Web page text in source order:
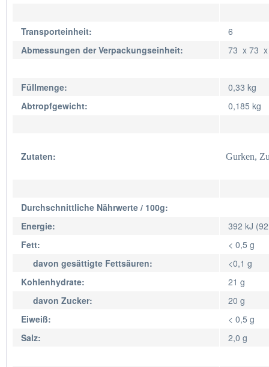
Transporteinheit:
6
Abmessungen der Verpackungseinheit:
73 x 73
Füllmenge:
0,33 kg
Abtropfgewicht:
0,185 kg
Zutaten: Gurken,
Durchschnittliche Nährwerte / 100g:
Energie:
392 kJ
Fett:
< 0,5 g
davon gesättigte Fettsäuren:
<0,1 g
Kohlenhydrate:
21 g
davon Zucker:
20 g
Eiweiß:
< 0,5 g
Salz:
2,0 g